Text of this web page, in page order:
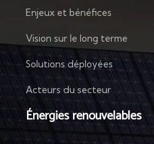
Enjeux et bénéfices
Vision sur le long terme
Solutions déployées
Acteurs du secteur
Énergies renouvelables